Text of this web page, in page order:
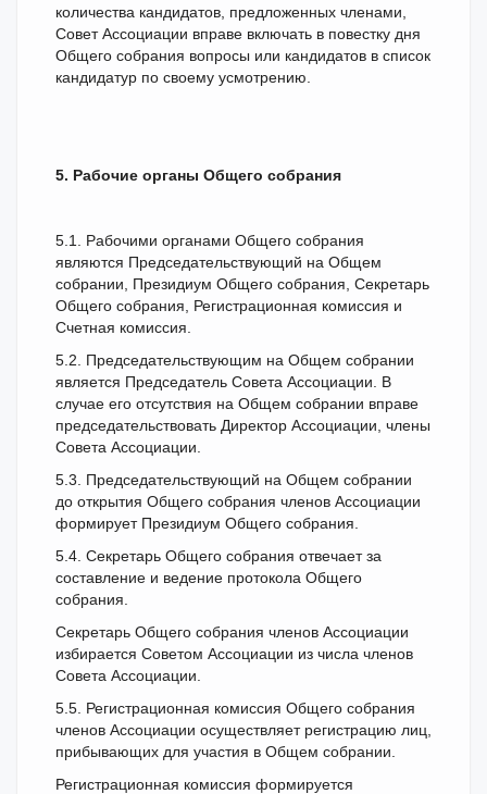
количества кандидатов, предложенных членами,
Совет Ассоциации вправе включать в повестку дня
Общего собрания вопросы или кандидатов в список
кандидатур по своему усмотрению.
5. Рабочие органы Общего собрания
5.1. Рабочими органами Общего собрания
являются Председательствующий на Общем
собрании, Президиум Общего собрания, Секретарь
Общего собрания, Регистрационная комиссия и
Счетная комиссия.
5.2. Председательствующим на Общем собрании
является Председатель Совета Ассоциации. В
случае его отсутствия на Общем собрании вправе
председательствовать Директор Ассоциации, члены
Совета Ассоциации.
5.3. Председательствующий на Общем собрании
до открытия Общего собрания членов Ассоциации
формирует Президиум Общего собрания.
5.4. Секретарь Общего собрания отвечает за
составление и ведение протокола Общего
собрания.
Секретарь Общего собрания членов Ассоциации
избирается Советом Ассоциации из числа членов
Совета Ассоциации.
5.5. Регистрационная комиссия Общего собрания
членов Ассоциации осуществляет регистрацию лиц,
прибывающих для участия в Общем собрании.
Регистрационная комиссия формируется